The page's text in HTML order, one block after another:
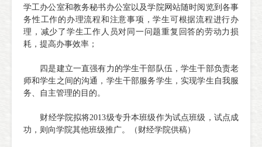
学工办公室和教务秘书办公室以及学院网站随时阅览到各事
务性工作的办理流程和注意事项，学生可根据流程进行办
理，减少了学生工作人员对同一问题重复回答的劳动力损
耗，提高办事效率；
四是建立一直强有力的学生干部队伍，学生干部负责老
师和学生之间的沟通，学生干部服务学生，实现学生自我服
务、自主管理的目的。
财经学院拟将2013级专升本班级作为试点班级，试点成
功，则向学院其他班级推广。（财经学院供稿）